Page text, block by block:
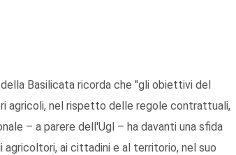
Basilicata ricorda che "gli obiettivi del
agricoli, nel rispetto delle regole contrattuali,
– a parere dell'Ugl – ha davanti una sfida
agricoltori, ai cittadini e al territorio, nel suo